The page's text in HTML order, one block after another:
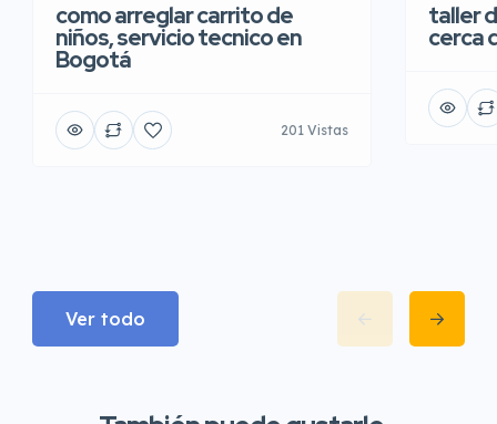
como arreglar carrito de
niños, servicio tecnico en
Bogotá
201 Vistas
taller
cerca
Ver todo